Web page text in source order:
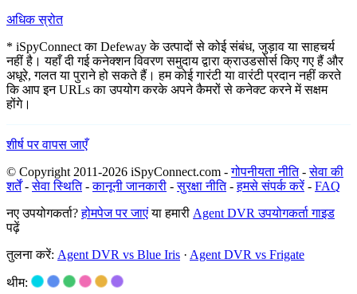
अधिक स्रोत
* iSpyConnect का Defeway के उत्पादों से कोई संबंध, जुड़ाव या साहचर्य
नहीं है। यहाँ दी गई कनेक्शन विवरण समुदाय द्वारा क्राउडसोर्स किए गए हैं और
अधूरे, गलत या पुराने हो सकते हैं। हम कोई गारंटी या वारंटी प्रदान नहीं करते
कि आप इन URLs का उपयोग करके अपने कैमरों से कनेक्ट करने में सक्षम
होंगे।
शीर्ष पर वापस जाएँ
© Copyright 2011-2026 iSpyConnect.com -गोपनीयता नीति-सेवा की
शर्तें-सेवा स्थिति-कानूनी जानकारी -सुरक्षा नीति-हमसे संपर्क करें- FAQ
नए उपयोगकर्ता?होमपेज पर जाएंया हमारी Agent DVR उपयोगकर्ता गाइड
पढ़ें
तुलना करें: Agent DVR vs Blue Iris · Agent DVR vs Frigate
थीम: